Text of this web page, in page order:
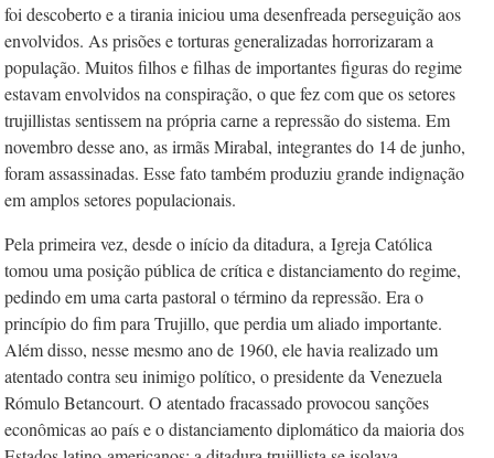
foi descoberto e a tirania iniciou uma desenfreada perseguição aos
envolvidos. As prisões e torturas generalizadas horrorizaram a
população. Muitos filhos e filhas de importantes figuras do regime
estavam envolvidos na conspiração, o que fez com que os setores
trujillistas sentissem na própria carne a repressão do sistema. Em
novembro desse ano, as irmãs Mirabal, integrantes do 14 de junho,
foram assassinadas. Esse fato também produziu grande indignação
em amplos setores populacionais.
Pela primeira vez, desde o início da ditadura, a Igreja Católica
tomou uma posição pública de crítica e distanciamento do regime,
pedindo em uma carta pastoral o término da repressão. Era o
princípio do fim para Trujillo, que perdia um aliado importante.
Além disso, nesse mesmo ano de 1960, ele havia realizado um
atentado contra seu inimigo político, o presidente da Venezuela
Rómulo Betancourt. O atentado fracassado provocou sanções
econômicas ao país e o distanciamento diplomático da maioria dos